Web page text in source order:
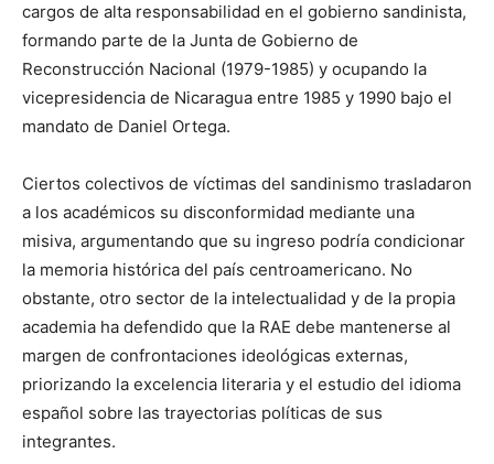
cargos de alta responsabilidad en el gobierno sandinista,
formando parte de la Junta de Gobierno de
Reconstrucción Nacional (1979-1985) y ocupando la
vicepresidencia de Nicaragua entre 1985 y 1990 bajo el
mandato de Daniel Ortega.
Ciertos colectivos de víctimas del sandinismo trasladaron
a los académicos su disconformidad mediante una
misiva, argumentando que su ingreso podría condicionar
la memoria histórica del país centroamericano. No
obstante, otro sector de la intelectualidad y de la propia
academia ha defendido que la RAE debe mantenerse al
margen de confrontaciones ideológicas externas,
priorizando la excelencia literaria y el estudio del idioma
español sobre las trayectorias políticas de sus
integrantes.